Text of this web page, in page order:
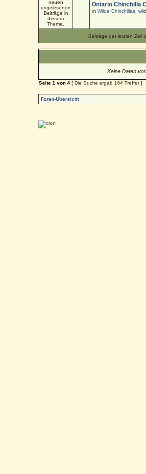
Ontario Chinchilla
inWilde Chinchillas,
Beiträge der letzten Zeit
Keine Daten
Seite1 von4 [ Die Suche ergab 164 Treffer ]
Foren-Übersicht